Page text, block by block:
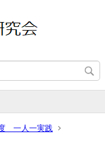
一人一実践